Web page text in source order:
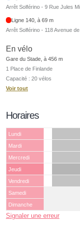
Arrêt Solférino - 9 Rue Jules
Ligne 140, à 69 m
Arrêt Solférino - 118 Avenue
En vélo
Gare du Stade, à 456 m
1 Place de Finlande
Capacité : 20 vélos
Voir tout
Horaires
Lundi
Mardi
Mercredi
Jeudi
Vendredi
Samedi
Dimanche
Signaler une erreur